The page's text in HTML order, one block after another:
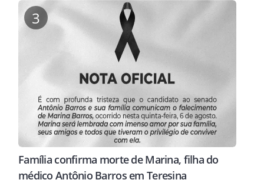
3
Família confirma morte de Marina, filha do
médico Antônio Barros em Teresina